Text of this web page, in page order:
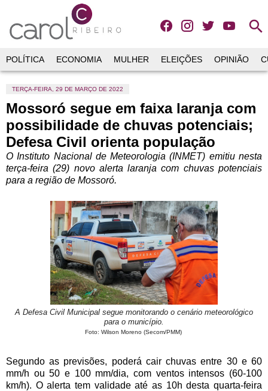
search
POLÍTICA ECONOMIA MULHER ELEIÇÕES OPINIÃO
TERÇA-FEIRA, 29 DE MARÇO DE 2022
Mossoró segue em faixa laranja com
possibilidade de chuvas potenciais;
Defesa Civil orienta população
O Instituto Nacional de Meteorologia (INMET) emitiu nesta
terça-feira (29) novo alerta laranja com chuvas potenciais
para a região de Mossoró.
A Defesa Civil Municipal segue monitorando o cenário meteorológico
para o município.
Foto: Wilson Moreno (Secom/PMM)
Segundo as previsões, poderá cair chuvas entre 30 e 60
mm/h ou 50 e 100 mm/dia, com ventos intensos (60-100
km/h). O alerta tem validade até as 10h desta quarta-feira